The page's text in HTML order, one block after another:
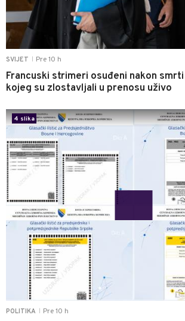
SVIJET Pre 10 h
Francuski strimeri osuđeni nakon
kojeg su zlostavljali u prenosu uživo
POLITIKA Pre 10 h
4 slika